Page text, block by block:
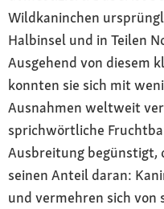
Wildkaninchen
Halbinsel und in Teilen
Ausgehend von diesem
konnten sie sich mit
Ausnahmen weltweit
sprichwörtliche
Ausbreitung begünstigt,
seinen Anteil daran:
und vermehren sich von